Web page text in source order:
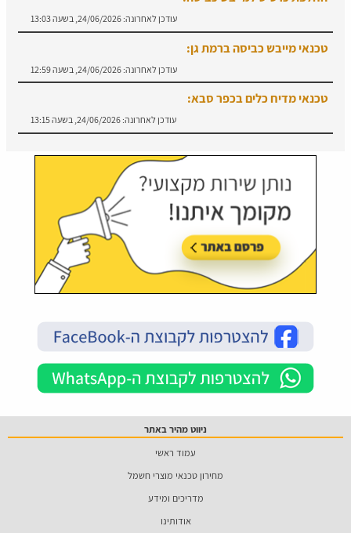
טכנאי מייבש כביסה ברמת גן:
טכנאי מדיח כלים בכפר סבא:
ניווט מהיר באתר
עמוד ראשי
מחירון טכנאי מוצרי חשמל
מדריכים ומידע
אודותינו